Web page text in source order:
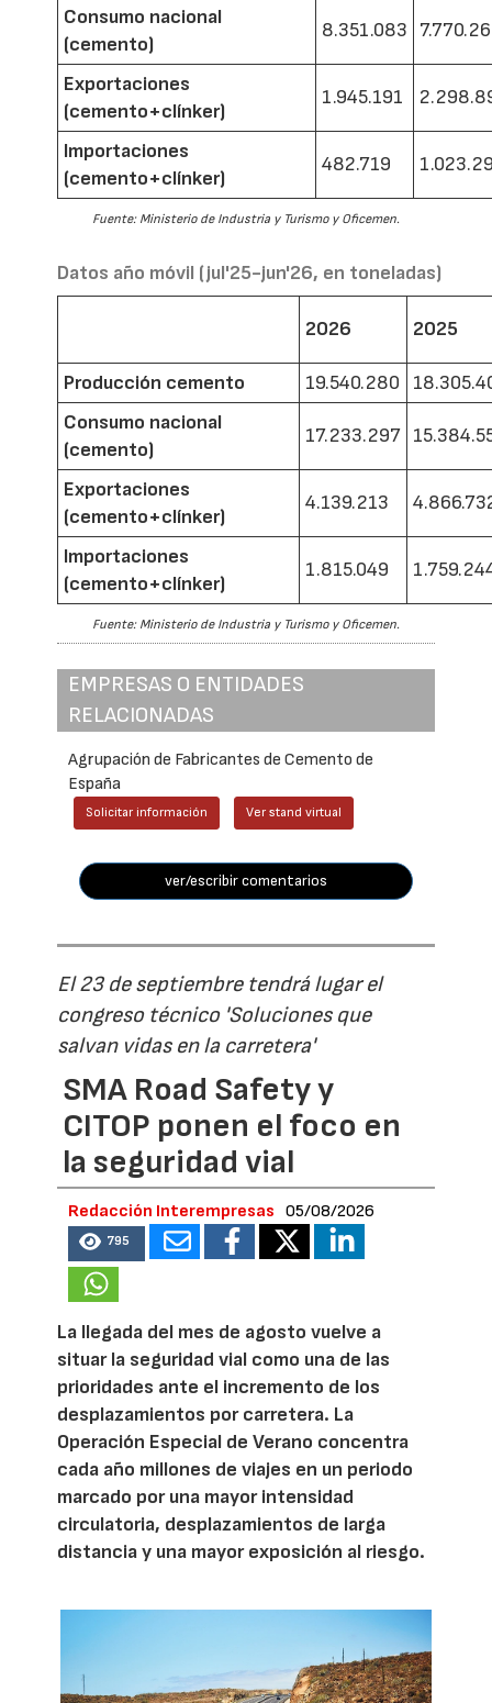
Consumo nacional
(cemento)
8.351.083
Exportaciones
(cemento+clínker)
1.945.191
Importaciones
(cemento+clínker)
482.719
Fuente: Ministerio de Industria y Turismo y Oficemen.
Datos año móvil (jul'25-jun'26, en toneladas)
2026 2025
Producción cemento 19.540.280
Consumo nacional
(cemento)
17.233.297
Exportaciones
(cemento+clínker)
4.139.213
Importaciones
(cemento+clínker)
1.815.049
Fuente: Ministerio de Industria y Turismo y Oficemen.
EMPRESAS O ENTIDADES
RELACIONADAS
Agrupación de Fabricantes de Cemento de
España
Solicitar información Ver stand virtual
ver/escribir comentarios
El 23 de septiembre tendrá lugar el
congreso técnico 'Soluciones que
salvan vidas en la carretera'
SMA Road Safety y
CITOP ponen el foco en
la seguridad vial
Redacción Interempresas 05/08/2026
795
La llegada del mes de agosto vuelve a
situar la seguridad vial como una de las
prioridades ante el incremento de los
desplazamientos por carretera. La
Operación Especial de Verano concentra
cada año millones de viajes en un periodo
marcado por una mayor intensidad
circulatoria, desplazamientos de larga
distancia y una mayor exposición al riesgo.